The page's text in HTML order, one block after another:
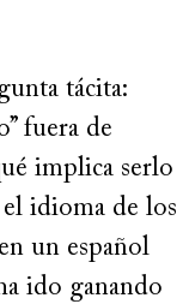
tácita:
fuera de
implica serlo
idioma de los
un español
ido ganando